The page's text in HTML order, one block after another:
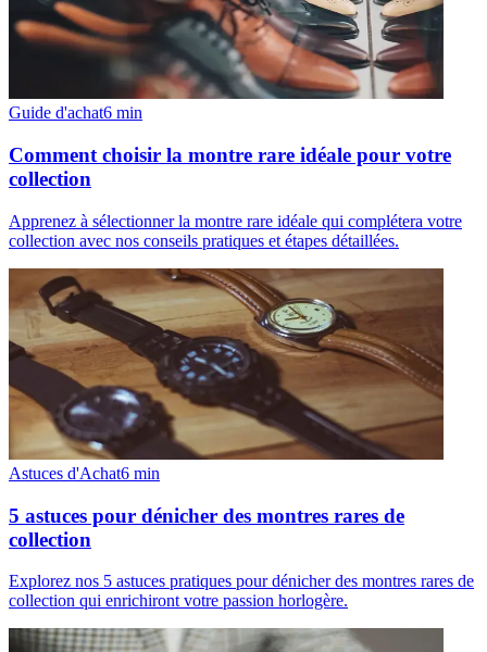
Guide d'achat6 min
Comment choisir la montre rare idéale pour votre
collection
Apprenez à sélectionner la montre rare idéale qui complétera votre
collection avec nos conseils pratiques et étapes détaillées.
Astuces d'Achat6 min
5 astuces pour dénicher des montres rares de
collection
Explorez nos 5 astuces pratiques pour dénicher des montres rares de
collection qui enrichiront votre passion horlogère.